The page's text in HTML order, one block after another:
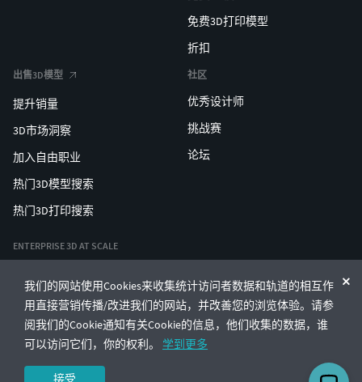
我们的网站使用Cookies来收集统计访问者数据和轨道的相互作
用直接营销传播/改进我们的网站，并改善您的浏览体验。请参
阅我们的Cookie通知有关Cookie的信息，他们收集的数据，谁
可以访问它们，你的权利。 学到更多
接受
免费3D打印模型
折扣
出售3D模型
提升销量
3D市场洞察
加入自由职业
热门3D模型搜索
热门3D打印搜索
社区
优秀设计师
挑战赛
论坛
ENTERPRISE 3D AT SCALE
© CGTrader 2011-2026
UAB CGTrader, Antakalnio st. 17, Vilnius, Lithuania
条款与条件隐私🇨🇳 中文